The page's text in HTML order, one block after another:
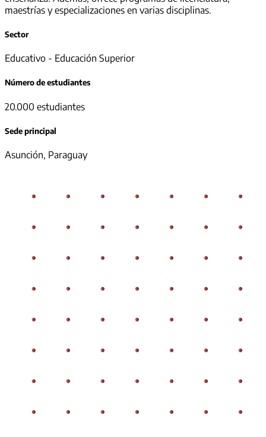
maestrías y especializaciones en varias disciplinas.
Sector
Educativo - Educación Superior
Número de estudiantes
20.000 estudiantes
Sede principal
Asunción, Paraguay